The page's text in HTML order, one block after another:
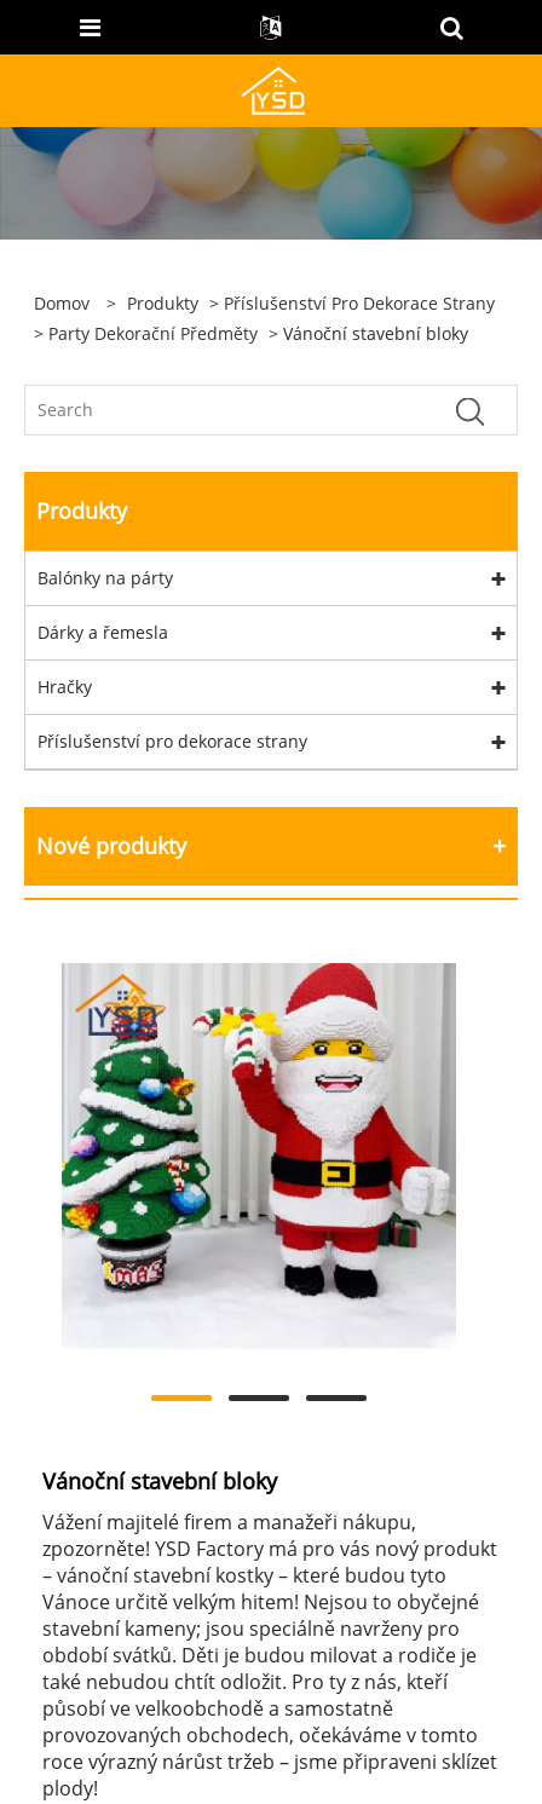
Domov > Produkty > Příslušenství Pro Dekorace Strany
> Party Dekorační Předměty > Vánoční stavební bloky
Produkty
Balónky na párty
Dárky a řemesla
Hračky
Příslušenství pro dekorace strany
Nové produkty
Vánoční stavební bloky
Vážení majitelé firem a manažeři nákupu,
zpozorněte! YSD Factory má pro vás nový produkt
– vánoční stavební kostky – které budou tyto
Vánoce určitě velkým hitem! Nejsou to obyčejné
stavební kameny; jsou speciálně navrženy pro
období svátků. Děti je budou milovat a rodiče je
také nebudou chtít odložit. Pro ty z nás, kteří
působí ve velkoobchodě a samostatně
provozovaných obchodech, očekáváme v tomto
roce výrazný nárůst tržeb – jsme připraveni sklízet
plody!